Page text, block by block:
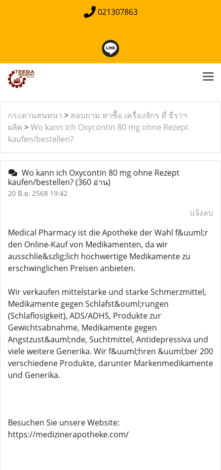
021307863
กระดานสนทนา > สอบถาม หาซื้อ เครื่องจักร ที่ ธีราฯ
ผลิต >Wo kann ich Oxycontin 80 mg ohne Rezept
kaufen/bestellen?
Wo kann ich Oxycontin 80 mg ohne Rezept
kaufen/bestellen?(360 อ่าน)
20 มิ.ย. 2568 19:42
แจ้งลบ
Medical Pharmacy ist die Apotheke der Wahl f&uuml;r
den Online-Kauf von Medikamenten, da wir
ausschlie&szlig;lich hochwertige Medikamente zu
erschwinglichen Preisen anbieten.
Wir verkaufen mittelstarke und starke Schmerzmittel,
Medikamente gegen Schlafst&ouml;rungen
(Schlaflosigkeit), ADS/ADHS, Produkte zur
Gewichtsabnahme, Medikamente gegen
Angstzust&auml;nde, Suchtmittel, Antidepressiva und
viele weitere Generika. Wir f&uuml;hren &uuml;ber 200
verschiedene Produkte, darunter Markenmedikamente
und Generika.
Besuchen Sie unsere Website:
https://medizinerapotheke.com/